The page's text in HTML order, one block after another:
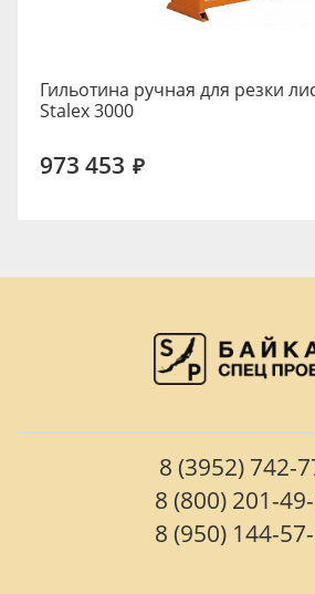
Гильотина ручная для резки
Stalex 3000
973 453 ₽
8 (3952) 742-
8 (800) 201-
8 (950) 144-